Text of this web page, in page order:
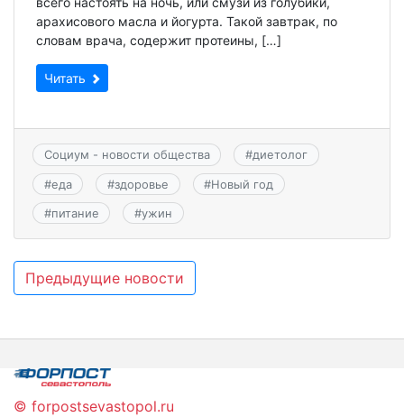
арахисового масла и йогурта. Такой завтрак, по
словам врача, содержит протеины, […]
Читать
Социум - новости общества #диетолог
#еда #здоровье #Новый год
#питание #ужин
Навигация
записям
Предыдущие новости
© forpostsevastopol.ru